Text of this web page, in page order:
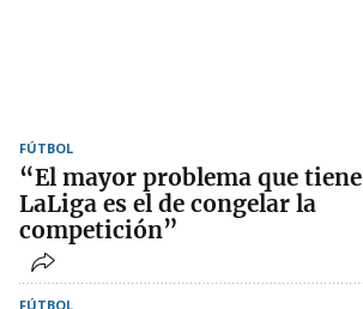
FÚTBOL
“El mayor problema que tiene
LaLiga es el de congelar la
competición”
FÚTBOL